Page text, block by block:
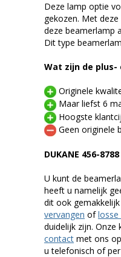
Deze lamp optie
gekozen. Met
deze beamerlamp
Dit type
Wat zijn de plus-
Originele
Maar liefst 6
Hoogste
Geen originele
DUKANE 456-
U kunt de
heeft u namelijk
dit ook
vervangen oflosse
duidelijk zijn. Onze
contact met ons
u telefonisch of